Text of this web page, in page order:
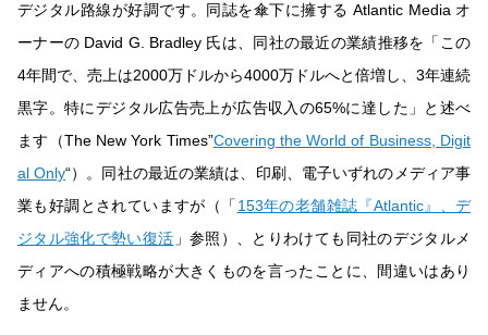
デジタル路線が好調です。同誌を傘下に擁する Atlantic Media オ
ーナーの David G. Bradley 氏は、同社の最近の業績推移を「この
4年間で、売上は2000万ドルから4000万ドルへと倍増し、3年連続
黒字。特にデジタル広告売上が広告収入の65%に達した」と述べ
ます（The New York Times”Covering the World of Business, Digit
al Only“）。同社の最近の業績は、印刷、電子いずれのメディア事
業も好調とされていますが（「 153年の老舗雑誌『Atlantic』、デ
ジタル強化で勢い復活 」参照）、とりわけても同社のデジタルメ
ディアへの積極戦略が大きくものを言ったことに、間違いはあり
ません。